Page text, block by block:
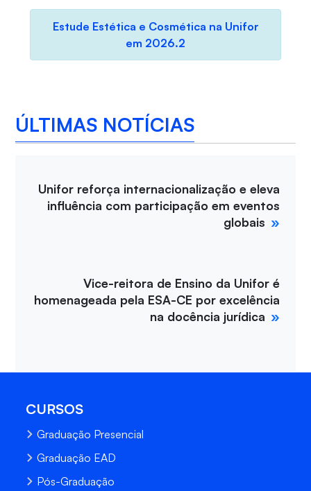
Estude Estética e Cosmética na Unifor
em 2026.2
ÚLTIMAS NOTÍCIAS
Unifor reforça internacionalização e eleva
influência com participação em eventos
globais
Vice-reitora de Ensino da Unifor é
homenageada pela ESA-CE por excelência
na docência jurídica
CURSOS
Graduação Presencial
Graduação EAD
Pós-Graduação